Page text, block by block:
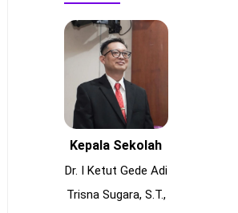
Kepala Sekolah
Dr. I Ketut Gede Adi
Trisna Sugara, S.T.,